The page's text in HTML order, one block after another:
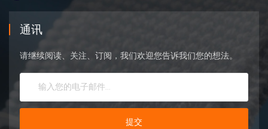
通讯
请继续阅读、关注、订阅，我们欢迎您告诉我们您的想法。